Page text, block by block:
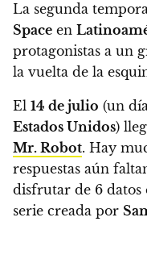
La segunda
Space en
protagonistas a un
la vuelta de la
El 14 de julio (un
Estados Unidos)
Mr. Robot. Hay
respuestas aún
disfrutar de 6 datos
serie creada por